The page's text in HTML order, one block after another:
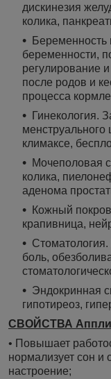
дискинезия
колика,
Беременность
беременности,
регулирование
после родов и
процесса
Гинекология.
менструального
климаксе,
Мочеполовая
колика,
аденома
Кожный
крапивница,
Стоматология.
боль,
Эндокринная
гипотиреоз,
СВОЙСТВА
• Повышает
нормализует сон и
настроение;